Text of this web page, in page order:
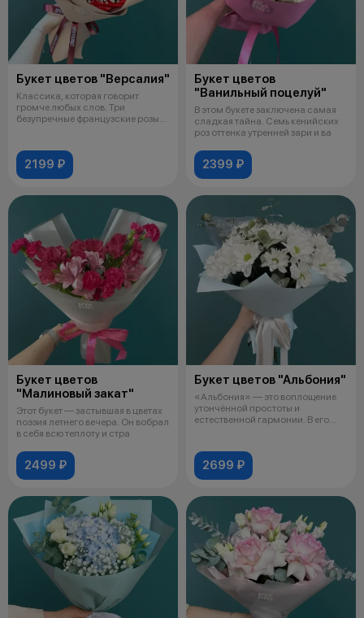
Букет цветов "Версалия"
Классика, которая говорит
громче любых слов. Три
безупречные французские розы
2199 ₽
Букет цветов
"Ванильный поцелуй"
В этом букете заключена самая
сладкая тайна. Семь кенийских
роз оттенка утренней зари и ва
2399 ₽
Букет цветов
"Малиновый закат"
Этот букет — застывшая в цветах
поэзия летнего вечера. Он вобрал
в себя всю теплоту и стра
2499 ₽
Букет цветов "Альбония"
«Альбония» — это воплощение
утончённой простоты и
естественной гармонии. В его
2699 ₽